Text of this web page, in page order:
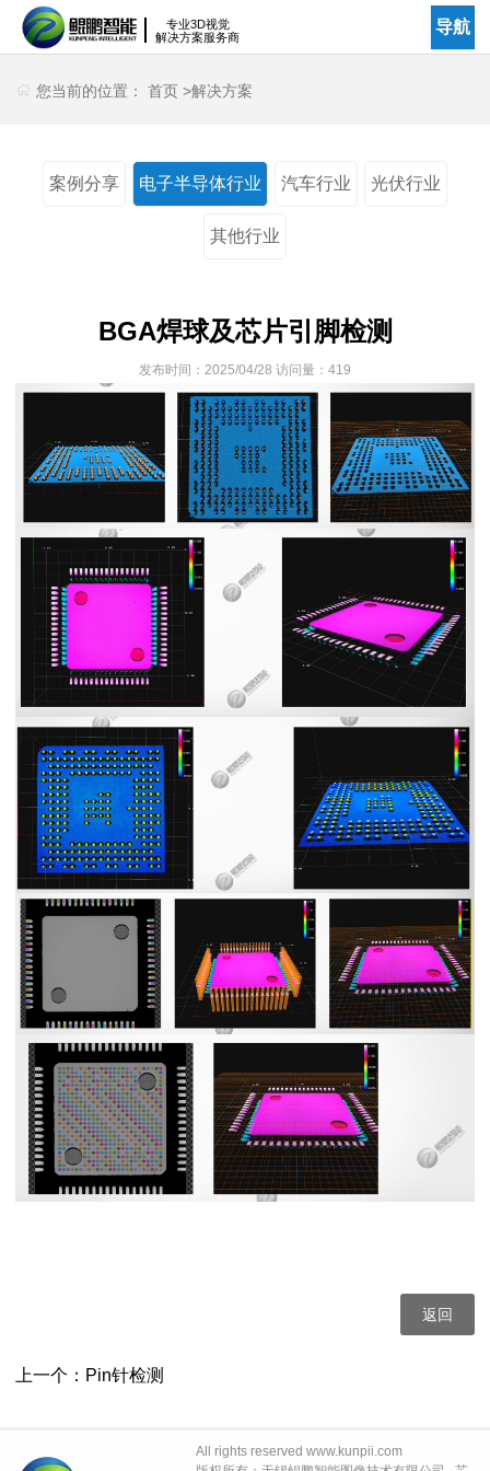
您当前的位置：首页 >解决方案
案例分享 电子半导体行业 汽车行业 光伏行业
其他行业
BGA焊球及芯片引脚检测
发布时间： 2025/04/28 访问量： 419
返回
上一个： Pin针检测
All rights reserved www.kunpii.com
专业3D视觉
解决方案服务商
导航